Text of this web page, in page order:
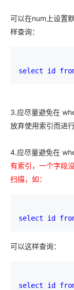
可以在num上设置
样查询：
select id
3.应尽量避免在
放弃使用索引而进
4.应尽量避免在
有索引，一个字段
扫描，如：
select id
可以这样查询：
select id